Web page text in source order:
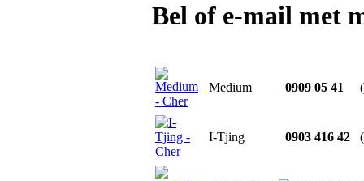
Bel of e-mail met
Medium 0909 05 41
I-Tjing 0903 416 42